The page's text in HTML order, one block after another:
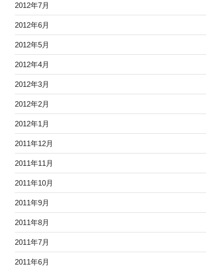
2012年7月
2012年6月
2012年5月
2012年4月
2012年3月
2012年2月
2012年1月
2011年12月
2011年11月
2011年10月
2011年9月
2011年8月
2011年7月
2011年6月